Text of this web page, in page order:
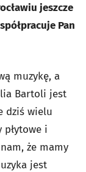
jeszcze
Pan
muzykę, a
Bartoli jest
dziś wielu
i
że mamy
jest